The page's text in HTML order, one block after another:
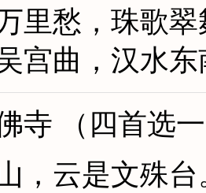
里愁，珠歌
宫曲，汉水
寺 （四首选
，云是文殊台